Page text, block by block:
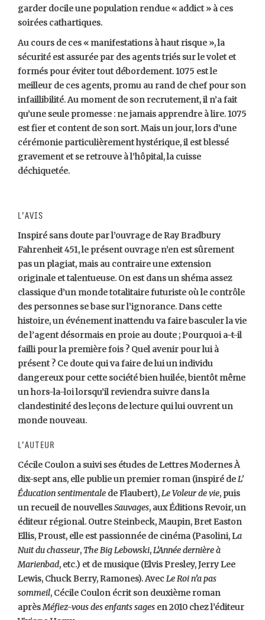
garder docile une population rendue « addict » à ces
soirées cathartiques.
Au cours de ces « manifestations à haut risque », la
sécurité est assurée par des agents triés sur le volet et
formés pour éviter tout débordement. 1075 est le
meilleur de ces agents, promu au rand de chef pour son
infaillibilité. Au moment de son recrutement, il n’a fait
qu’une seule promesse : ne jamais apprendre à lire. 1075
est fier et content de son sort. Mais un jour, lors d’une
cérémonie particulièrement hystérique, il est blessé
gravement et se retrouve à l’hôpital, la cuisse
déchiquetée.
L’avis
Inspiré sans doute par l’ouvrage de Ray Bradbury
Fahrenheit 451, le présent ouvrage n’en est sûrement
pas un plagiat, mais au contraire une extension
originale et talentueuse. On est dans un shéma assez
classique d’un monde totalitaire futuriste où le contrôle
des personnes se base sur l’ignorance. Dans cette
histoire, un événement inattendu va faire basculer la vie
de l’agent désormais en proie au doute ; Pourquoi a-t-il
failli pour la première fois ? Quel avenir pour lui à
présent ? Ce doute qui va faire de lui un individu
dangereux pour cette société bien huilée, bientôt même
un hors-la-loi lorsqu’il reviendra suivre dans la
clandestinité des leçons de lecture qui lui ouvrent un
monde nouveau.
L’auteur
Cécile Coulon a suivi ses études de Lettres Modernes À
dix-sept ans, elle publie un premier roman (inspiré deL’
Éducation sentimentalede Flaubert),Le Voleur de vie, puis
un recueil de nouvellesSauvages, aux Éditions Revoir, un
éditeur régional. Outre Steinbeck, Maupin, Bret Easton
Ellis, Proust, elle est passionnée de cinéma (Pasolini, La
Nuit du chasseur,The Big Lebowski,L’Année dernière à
Marienbad, etc.) et de musique (Elvis Presley, Jerry Lee
Lewis, Chuck Berry, Ramones). AvecLe Roi n’a pas
sommeil, Cécile Coulon écrit son deuxième roman
aprèsMéfiez-vous des enfants sagesen 2010 chez l’éditeur